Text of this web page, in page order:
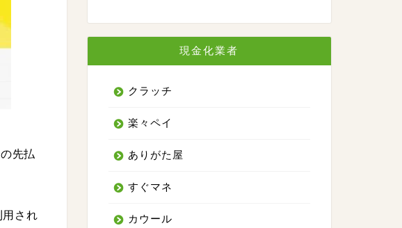
先払
用され
現金化業者
クラッチ
楽々ペイ
ありがた屋
すぐマネ
カウール